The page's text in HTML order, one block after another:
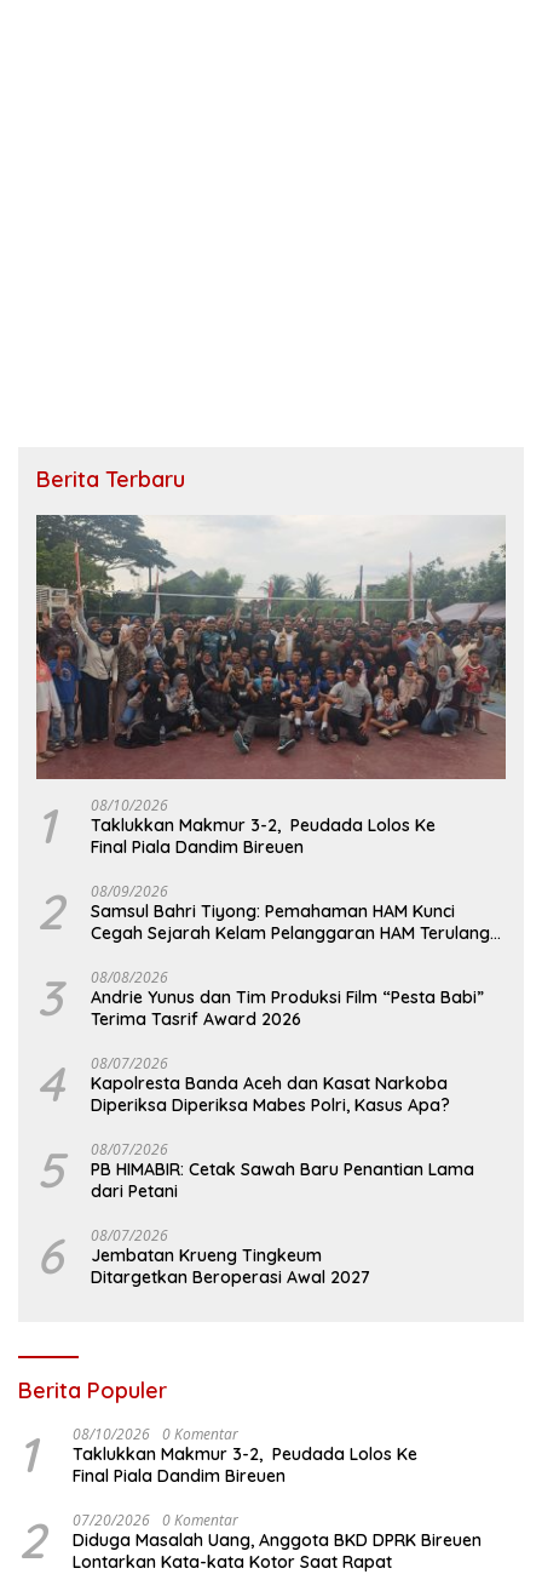
Berita Terbaru
1 08/10/2026
Taklukkan Makmur 3-2, Peudada Lolos Ke
Final Piala Dandim Bireuen
2 08/09/2026
Samsul Bahri Tiyong: Pemahaman HAM Kunci
Cegah Sejarah Kelam Pelanggaran HAM Terulang
3 08/08/2026
Andrie Yunus dan Tim Produksi Film “Pesta Babi”
Terima Tasrif Award 2026
4 08/07/2026
Kapolresta Banda Aceh dan Kasat Narkoba
Diperiksa Diperiksa Mabes Polri, Kasus Apa?
5 08/07/2026
PB HIMABIR: Cetak Sawah Baru Penantian Lama
dari Petani
6 08/07/2026
Jembatan Krueng Tingkeum
Ditargetkan Beroperasi Awal 2027
Berita Populer
1 08/10/2026 0 Komentar
Taklukkan Makmur 3-2, Peudada Lolos Ke
Final Piala Dandim Bireuen
2 07/20/2026 0 Komentar
Diduga Masalah Uang, Anggota BKD DPRK Bireuen
Lontarkan Kata-kata Kotor Saat Rapat